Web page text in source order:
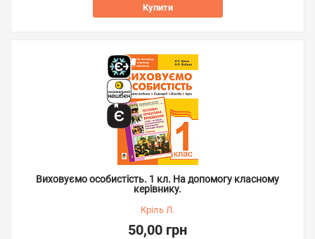
Купити
Виховуємо особистість. 1 кл. На допомогу класному
керівнику.
Кріль Л.
50,00 грн